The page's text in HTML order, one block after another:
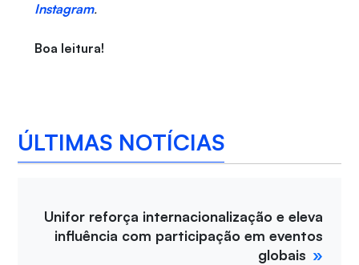
Instagram.
Boa leitura!
ÚLTIMAS NOTÍCIAS
Unifor reforça internacionalização e eleva
influência com participação em eventos
globais